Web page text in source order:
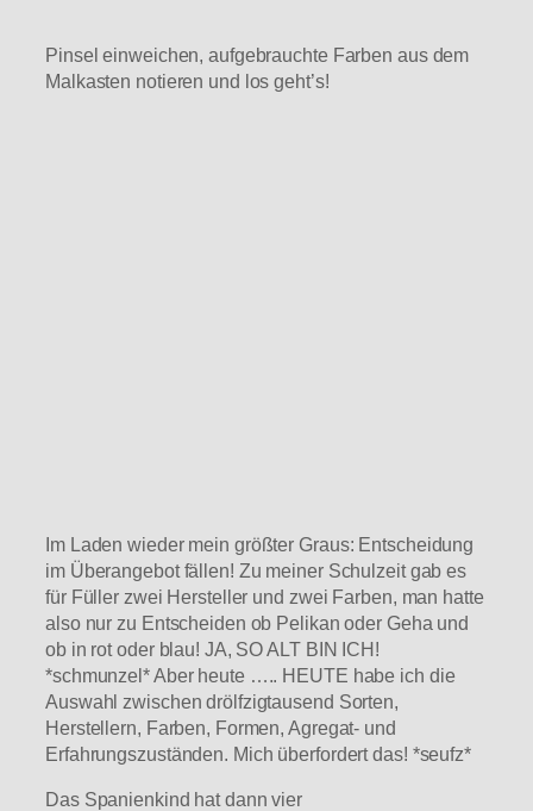
Pinsel einweichen, aufgebrauchte Farben aus dem
Malkasten notieren und los geht’s!
Im Laden wieder mein größter Graus: Entscheidung
im Überangebot fällen! Zu meiner Schulzeit gab es
für Füller zwei Hersteller und zwei Farben, man hatte
also nur zu Entscheiden ob Pelikan oder Geha und
ob in rot oder blau! JA, SO ALT BIN ICH!
*schmunzel* Aber heute ….. HEUTE habe ich die
Auswahl zwischen drölfzigtausend Sorten,
Herstellern, Farben, Formen, Agregat- und
Erfahrungszuständen. Mich überfordert das! *seufz*
Das Spanienkind hat dann vier